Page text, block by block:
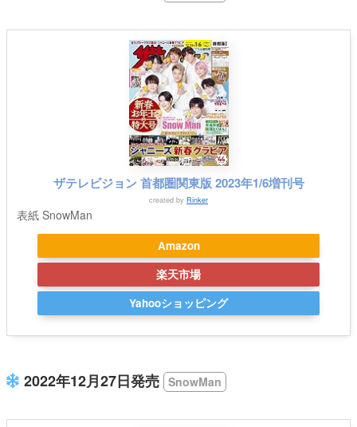
ザテレビジョン 首都圏関東版 2023年1/6増刊号
created by Rinker
表紙 SnowMan
Amazon
楽天市場
Yahooショッピング
2022年12月27日発売 SnowMan